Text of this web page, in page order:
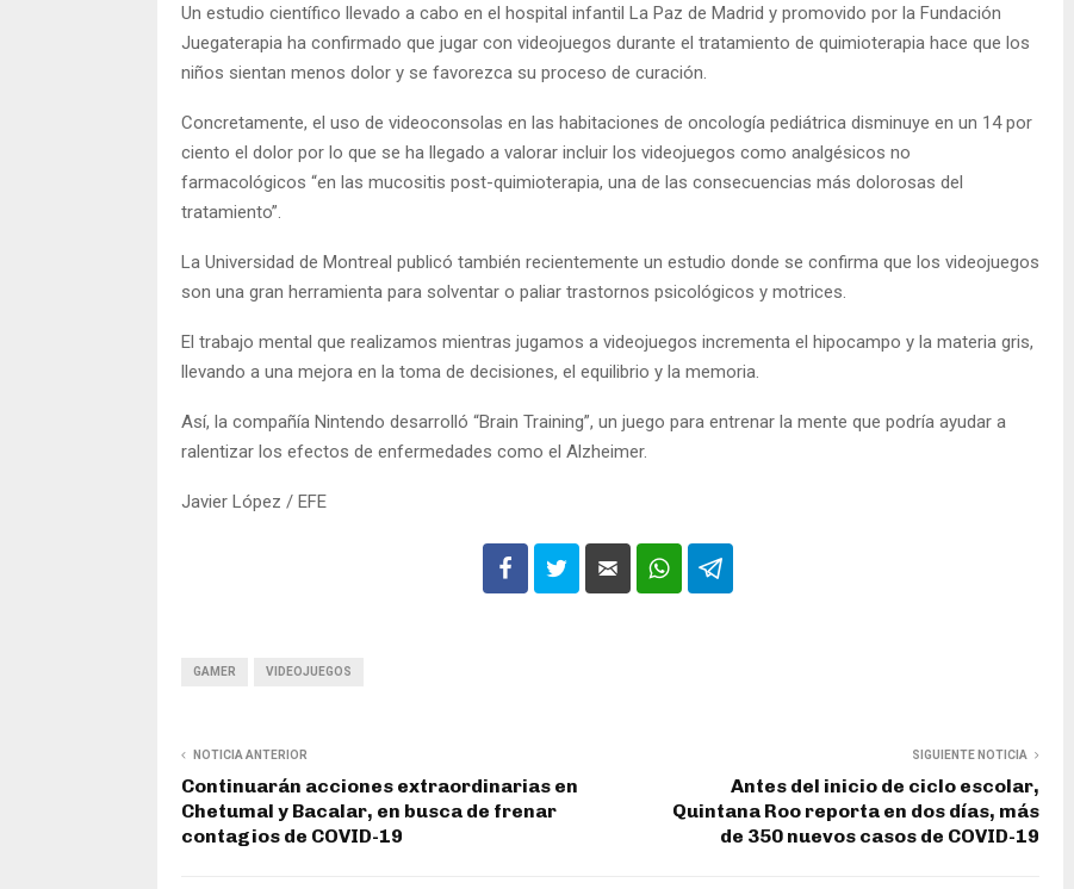
Un estudio científico llevado a cabo en el hospital infantil La Paz de Madrid y promovido por la Fundación
Juegaterapia ha confirmado que jugar con videojuegos durante el tratamiento de quimioterapia hace que los
niños sientan menos dolor y se favorezca su proceso de curación.
Concretamente, el uso de videoconsolas en las habitaciones de oncología pediátrica disminuye en un 14 por
ciento el dolor por lo que se ha llegado a valorar incluir los videojuegos como analgésicos no
farmacológicos “en las mucositis post-quimioterapia, una de las consecuencias más dolorosas del
tratamiento”.
La Universidad de Montreal publicó también recientemente un estudio donde se confirma que los videojuegos
son una gran herramienta para solventar o paliar trastornos psicológicos y motrices.
El trabajo mental que realizamos mientras jugamos a videojuegos incrementa el hipocampo y la materia gris,
llevando a una mejora en la toma de decisiones, el equilibrio y la memoria.
Así, la compañía Nintendo desarrolló “Brain Training”, un juego para entrenar la mente que podría ayudar a
ralentizar los efectos de enfermedades como el Alzheimer.
Javier López / EFE
GAMER VIDEOJUEGOS
NOTICIA ANTERIOR
Continuarán acciones extraordinarias en
Chetumal y Bacalar, en busca de frenar
contagios de COVID-19
SIGUIENTE NOTICIA
Antes del inicio de ciclo escolar,
Quintana Roo reporta en dos días, más
de 350 nuevos casos de COVID-19